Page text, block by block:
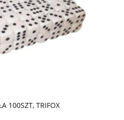
100SZT, TRIFOX